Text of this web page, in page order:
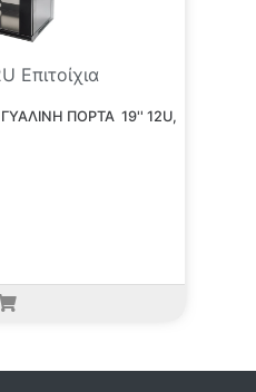
Επιτοίχια
ΠΟΡΤΑ 19'' 12U,